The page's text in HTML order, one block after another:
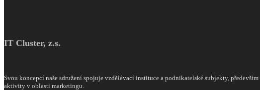
IT Cluster, z.s.
Svou koncepcí naše sdružení spojuje vzdělávací instituce a podnikatelské subjekty,
aktivity v oblasti marketingu.